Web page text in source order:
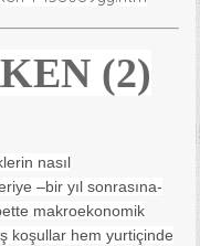
(2)
nasıl
–bir yıl sonrasına-
makroekonomik
koşullar hem yurtiçinde